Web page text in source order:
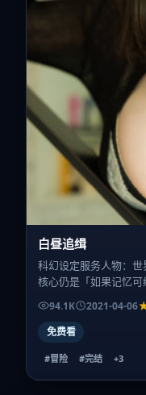
白昼追缉
科幻设定服务人物：世
核心仍是「如果记忆可
94.1K 2021-04-06
免费看
#冒险 #完结 +3